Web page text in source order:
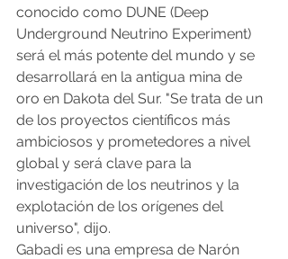
conocido como DUNE (Deep
Underground Neutrino Experiment)
será el más potente del mundo y se
desarrollará en la antigua mina de
oro en Dakota del Sur. "Se trata de un
de los proyectos científicos más
ambiciosos y prometedores a nivel
global y será clave para la
investigación de los neutrinos y la
explotación de los orígenes del
universo", dijo.
Gabadi es una empresa de Narón